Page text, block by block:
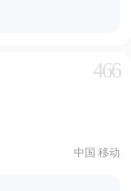
466
中国 移动